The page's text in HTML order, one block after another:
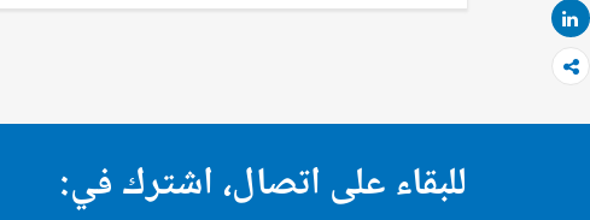
Share
للبقاء على اتصال، اشترك في: